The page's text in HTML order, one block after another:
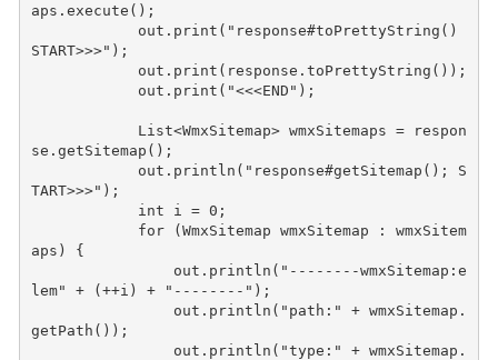
aps . execute ();
out . print ( "response#toPrettyString()
START>>>" );
out . print ( response . toPrettyString ());
out . print ( "<<<END" );
List<WmxSitemap> wmxSitemaps =
respon
se . getSitemap ();
out . println ( "response#getSitemap(); S
TART>>>" );
int
i = 0 ;
for
(WmxSitemap wmxSitemap :
wmxSitem
aps )
{
out . println ( "--------wmxSitemap:e
lem"
+ (++i ) + "--------" );
out . println ( "path:" + wmxSitemap .
getPath ());
out . println ( "type:" + wmxSitemap .